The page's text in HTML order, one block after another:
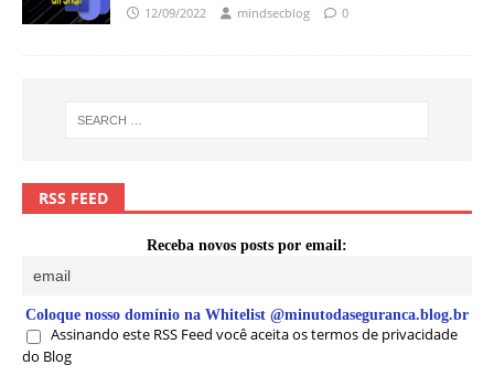
12/09/2022 mindsecblog 0
RSS FEED
Receba novos posts por email:
Coloque nosso domínio na Whitelist @minutodaseguranca.blog.br
Assinando este RSS Feed você aceita os termos de privacidade
do Blog